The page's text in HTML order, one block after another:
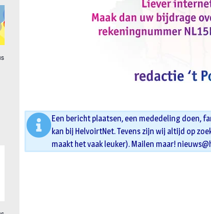
Een bericht plaatsen, een mededeling doen,
kan bij HelvoirtNet. Tevens zijn wij altijd op
maakt het vaak leuker). Mailen maar!